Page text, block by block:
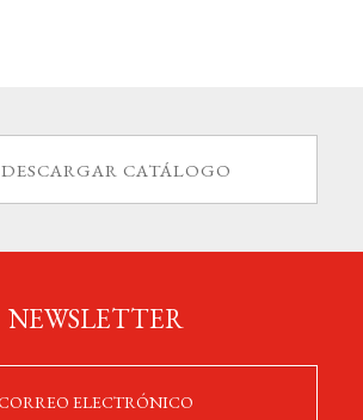
DESCARGAR CATÁLOGO
NEWSLETTER